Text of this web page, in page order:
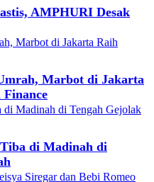
AMPHURI Desak
Marbot di Jakarta
di Madinah di